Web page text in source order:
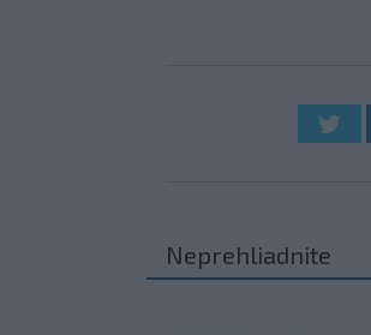
Neprehliadnite